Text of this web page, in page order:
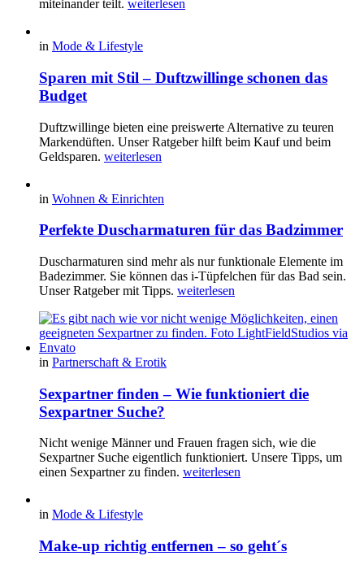
miteinander teilt. weiterlesen
in Mode & Lifestyle
Sparen mit Stil – Duftzwillinge schonen das
Budget
Duftzwillinge bieten eine preiswerte Alternative zu teuren
Markendüften. Unser Ratgeber hilft beim Kauf und beim
Geldsparen. weiterlesen
in Wohnen & Einrichten
Perfekte Duscharmaturen für das Badzimmer
Duscharmaturen sind mehr als nur funktionale Elemente im
Badezimmer. Sie können das i-Tüpfelchen für das Bad sein.
Unser Ratgeber mit Tipps. weiterlesen
in Partnerschaft & Erotik
Sexpartner finden – Wie funktioniert die
Sexpartner Suche?
Nicht wenige Männer und Frauen fragen sich, wie die
Sexpartner Suche eigentlich funktioniert. Unsere Tipps, um
einen Sexpartner zu finden. weiterlesen
in Mode & Lifestyle
Make-up richtig entfernen – so geht´s